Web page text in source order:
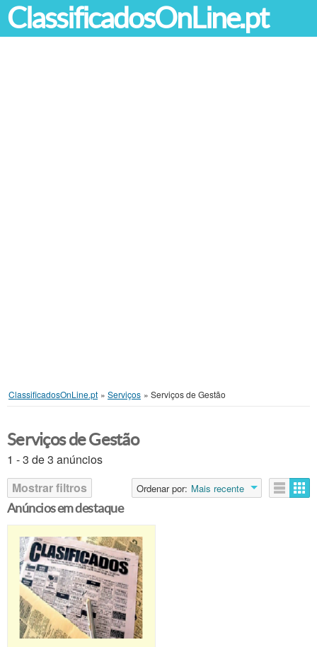
ClassificadosOnLine.pt
ClassificadosOnLine.pt » Serviços » Serviços de Gestão
Serviços de Gestão
1 - 3 de 3 anúncios
Mostrar filtros
Ordenar por: Mais recente
Anúncios em destaque